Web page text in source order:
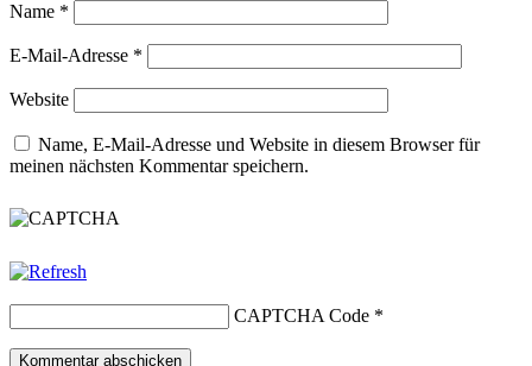
Name *
E-Mail-Adresse *
Website
Name, E-Mail-Adresse und Website in diesem Browser für
meinen nächsten Kommentar speichern.
CAPTCHA Code *